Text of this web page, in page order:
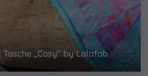
Tasche „Cosy“ by Lalafab
finden Sie eine Übersicht über alle
Cookies. Sie können Ihre
zu ganzen Kategorien geben
sich weitere Informationen anzeigen
und so nur bestimmte Cookies
Alle akzeptieren Speichern